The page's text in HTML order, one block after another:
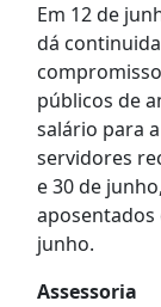
Em 12 de
dá
públicos de
salário para
servidores
e 30 de
aposentados
junho.
Assessoria